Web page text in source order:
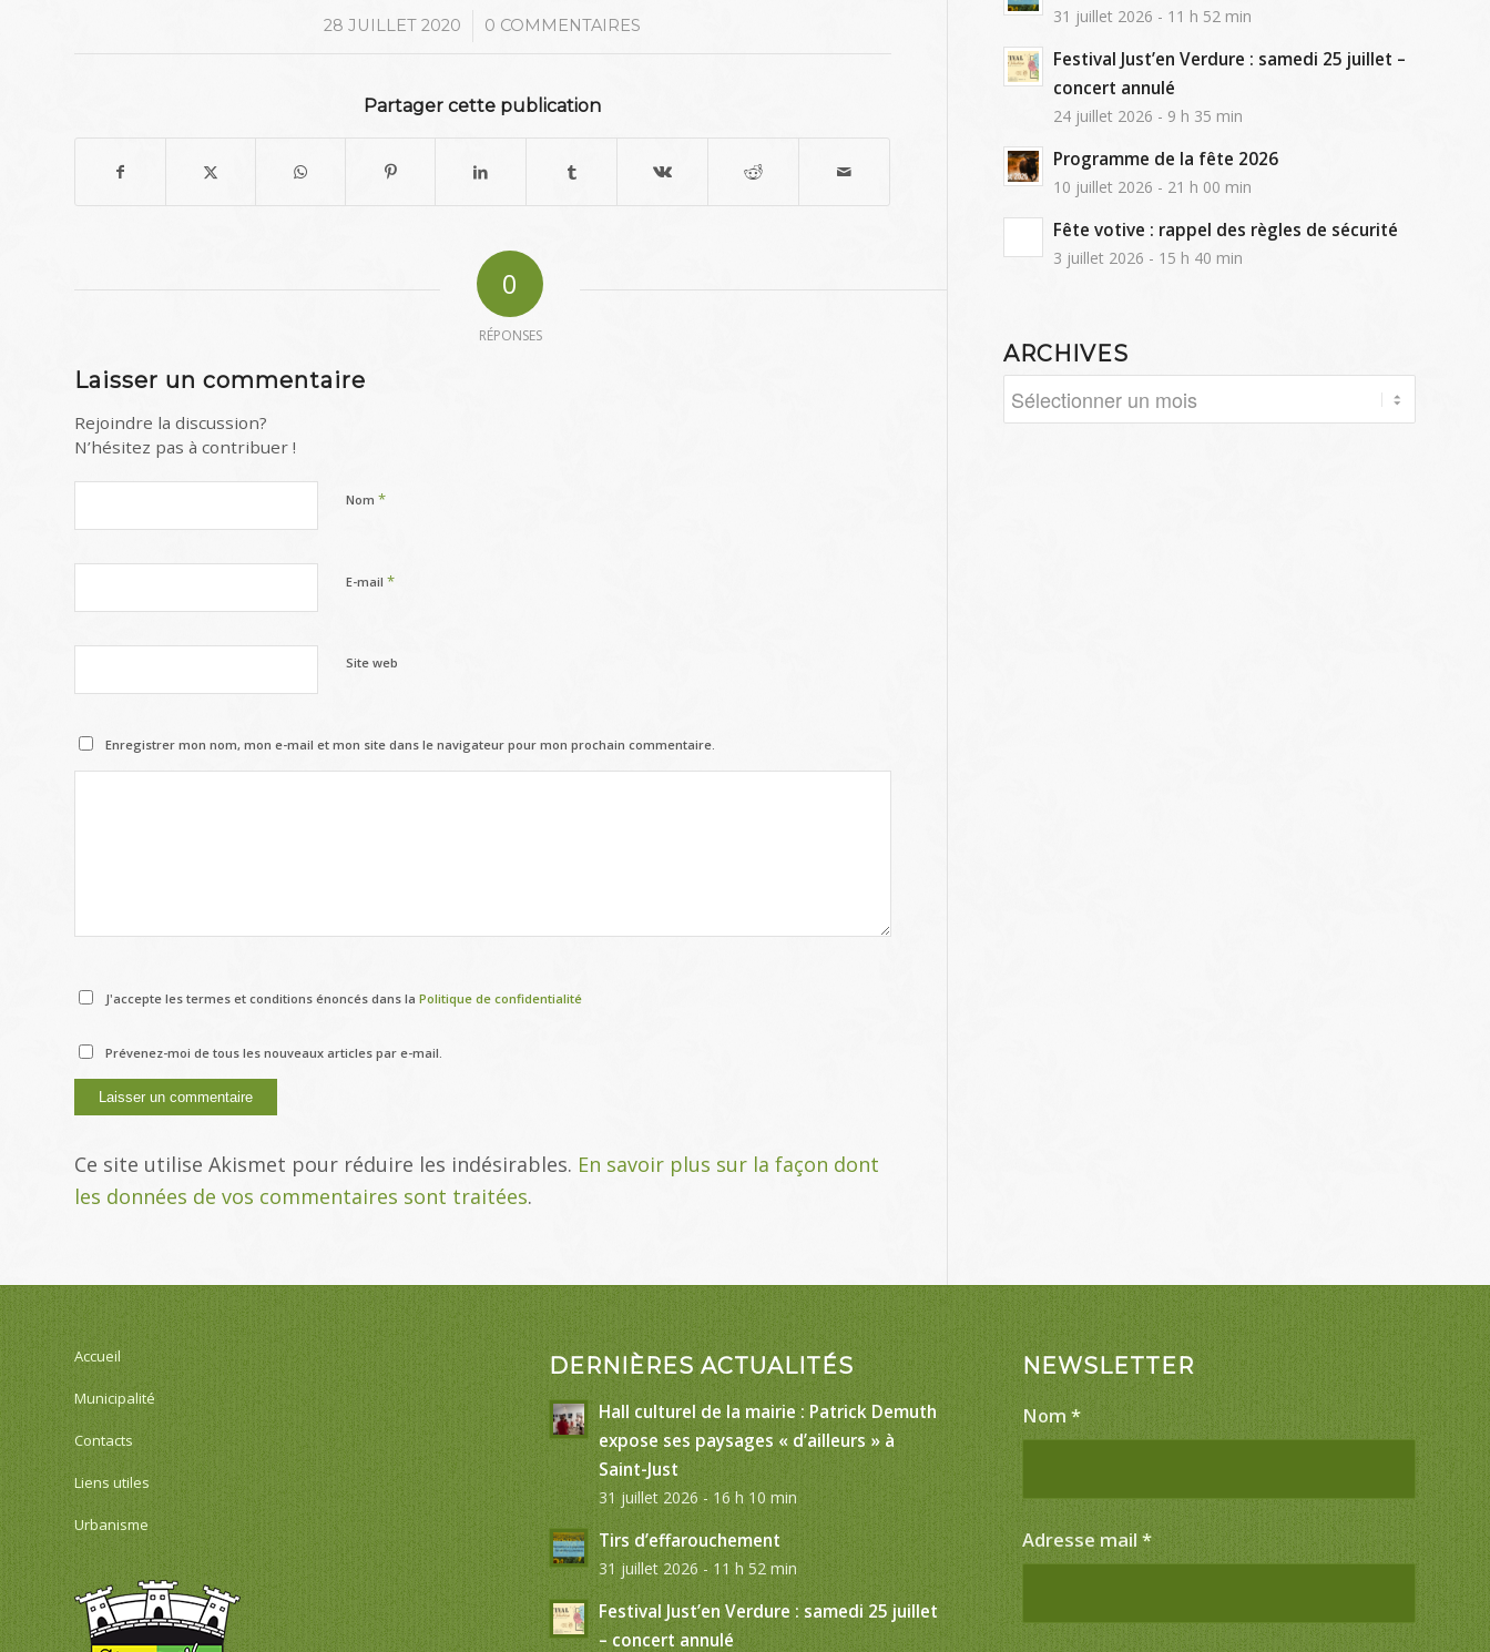
28 JUILLET 2020
/ 0 COMMENTAIRES
Partager cette publication
0
RÉPONSES
Laisser un commentaire
Rejoindre la discussion?
N’hésitez pas à contribuer !
Nom *
E-mail *
Site web
Enregistrer mon nom, mon e-mail et mon site dans le navigateur pour mon prochain commentaire.
J'accepte les termes et conditions énoncés dans la Politique de confidentialité
Prévenez-moi de tous les nouveaux articles par e-mail.
Ce site utilise Akismet pour réduire les indésirables. En savoir plus sur la façon dont
les données de vos commentaires sont traitées.
31 juillet 2026 - 11 h 52 min
Festival Just’en Verdure : samedi 25 juillet –
concert annulé
24 juillet 2026 - 9 h 35 min
Programme de la fête 2026
10 juillet 2026 - 21 h 00 min
Fête votive : rappel des règles de sécurité
3 juillet 2026 - 15 h 40 min
ARCHIVES
Accueil
Municipalité
Contacts
Liens utiles
Urbanisme
DERNIÈRES ACTUALITÉS
Hall culturel de la mairie : Patrick Demuth
expose ses paysages « d’ailleurs » à
Saint-Just
31 juillet 2026 - 16 h 10 min
Tirs d’effarouchement
31 juillet 2026 - 11 h 52 min
Festival Just’en Verdure : samedi 25 juillet
– concert annulé
NEWSLETTER
Nom*
Adresse mail*